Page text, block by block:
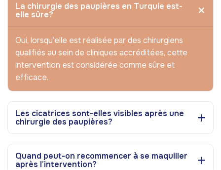
La chirurgie des paupières en Turquie est-
elle sûre?
Oui, lorsqu’elle est réalisée par des chirurgiens
qualifiés au sein de cliniques accréditées, cette
intervention est considérée comme sûre et
efficace.
Les cicatrices sont-elles visibles après une
chirurgie des paupières?
Quand peut-on recommencer à se maquiller
après l’intervention?